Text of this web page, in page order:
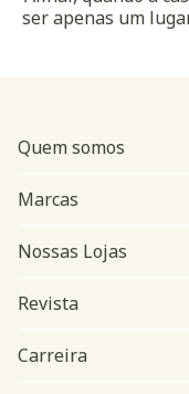
ser apenas um
Quem somos
Marcas
Nossas Lojas
Revista
Carreira